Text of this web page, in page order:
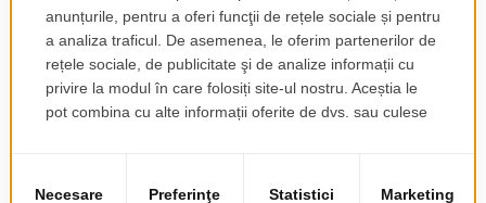
pret de lista
104.00 EUR+ TVA
pret de lista
109.00 EUR+ TVA